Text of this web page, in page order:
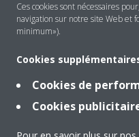
Solutions
Contact
Products
Ces cookies sont nécessaires
navigation sur notre site Web et
minimum»).
Cookies
Cookies de
Cookies